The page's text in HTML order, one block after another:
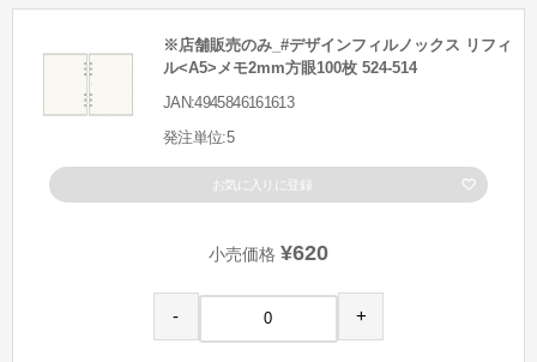
※店舗販売のみ_#デザインフィルノックス リフィ
ル<A5>メモ2mm方眼100枚 524-514
JAN:4945846161613
発注単位:5
お気に入りに登録
小売価格 ¥620
- +